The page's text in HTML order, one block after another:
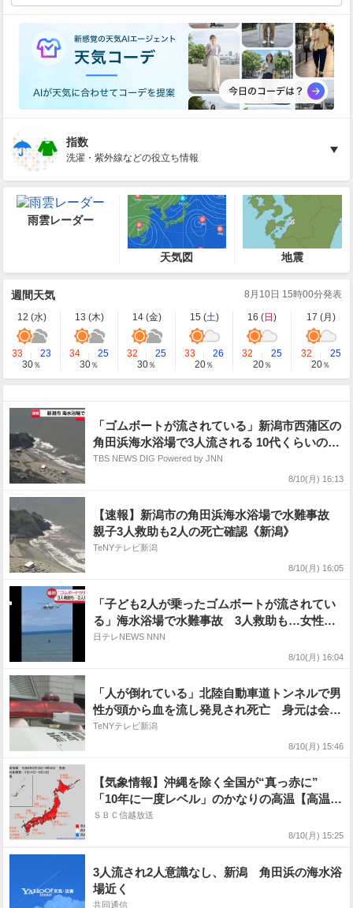
指数
洗濯・紫外線などの役立ち情報
雨雲レーダー
天気図 地震
週間天気 8月10日 15時00分発表
12 (水) 13 (木) 14 (金) 15 (土) 16 (日 ) 17 (月 )
33
23
30％
34
25
30％
32
25
30％
33
26
20％
32
25
20％
32
25
20％
「ゴムボートが流されている」新潟市西蒲区の
角田浜海水浴場で3人流される 10代くらいの女
性と小学生くらいの男の子が心肺停止、成人男
TBS NEWS DIG Powered by JNN
8/10(月) 16:13
【速報】新潟市の角田浜海水浴場で水難事故
親子3人救助も2人の死亡確認《新潟》
TeNYテレビ新潟
8/10(月) 16:05
「子ども2人が乗ったゴムボートが流されてい
る」海水浴場で水難事故 3人救助も…女性と
男児が意識不明の重体 新潟市
日テレNEWS NNN
8/10(月) 16:04
「人が倒れている」北陸自動車道トンネルで男
性が頭から血を流し発見され死亡 身元は会社
員の28歳男性と判明 死因は外傷性ショック
TeNYテレビ新潟
8/10(月) 15:46
【気象情報】沖縄を除く全国が“真っ赤に”
「10年に一度レベル」のかなりの高温【高温に
関する早期天候情報・気象庁】17日（月）前
後〜 関東甲信・北海道・東北・北陸・東海・
どに注意呼びかけ
ＳＢＣ信越放送
8/10(月) 15:25
3人流され2人意識なし、新潟 角田浜の海水浴
場近く
共同通信